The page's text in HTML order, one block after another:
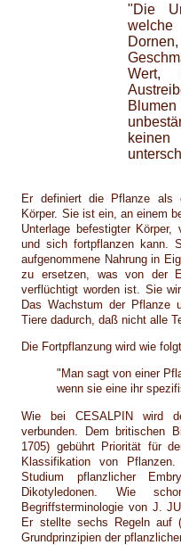
"Die
Wert,
Er definiert die Pflanze als
Körper. Sie ist ein, an einem
Unterlage befestigter
und sich fortpflanzen kann.
aufgenommene Nahrung in
zu ersetzen, was von der
verflüchtigt worden ist. Sie
Das Wachstum der Pflanze
Tiere dadurch, daß nicht alle
Die Fortpflanzung wird wie
"Man sagt von einer
wenn sie eine ihr
Wie bei CESALPIN wird
verbunden. Dem britischen
1705) gebührt Priorität für
Klassifikation von
Studium pflanzlicher
Dikotyledonen. Wie
Begriffsterminologie von J.
Er stellte sechs Regeln auf
Grundprinzipien der